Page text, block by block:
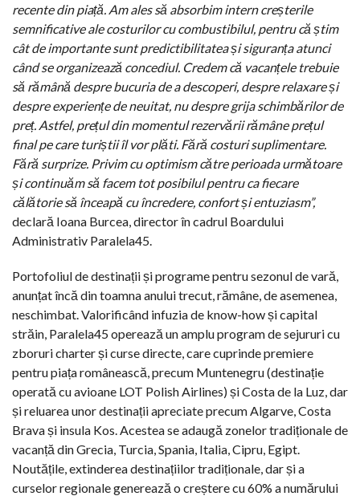
recente din piață. Am ales să absorbim intern creșterile
semnificative ale costurilor cu combustibilul, pentru că știm
cât de importante sunt predictibilitatea și siguranța atunci
când se organizează concediul. Credem că vacanțele trebuie
să rămână despre bucuria de a descoperi, despre relaxare și
despre experiențe de neuitat, nu despre grija schimbărilor de
preț. Astfel, prețul din momentul rezervării rămâne prețul
final pe care turiștii îl vor plăti. Fără costuri suplimentare.
Fără surprize. Privim cu optimism către perioada următoare
și continuăm să facem tot posibilul pentru ca fiecare
călătorie să înceapă cu încredere, confort și entuziasm”,
declară Ioana Burcea, director în cadrul Boardului
Administrativ Paralela45.
Portofoliul de destinații și programe pentru sezonul de vară,
anunțat încă din toamna anului trecut, rămâne, de asemenea,
neschimbat. Valorificând infuzia de know-how și capital
străin, Paralela45 operează un amplu program de sejururi cu
zboruri charter și curse directe, care cuprinde premiere
pentru piața românească, precum Muntenegru (destinație
operată cu avioane LOT Polish Airlines) și Costa de la Luz, dar
și reluarea unor destinații apreciate precum Algarve, Costa
Brava și insula Kos. Acestea se adaugă zonelor tradiționale de
vacanță din Grecia, Turcia, Spania, Italia, Cipru, Egipt.
Noutățile, extinderea destinațiilor tradiționale, dar și a
curselor regionale generează o creștere cu 60% a numărului